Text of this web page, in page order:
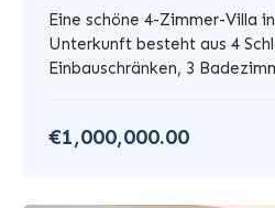
Eine schöne 4-Zimmer-Villa
Unterkunft besteht aus 4
Einbauschränken, 3
€1,000,000.00